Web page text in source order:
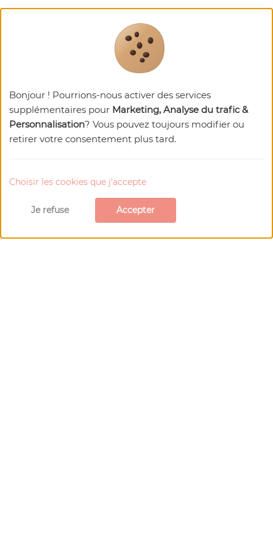
Bonjour ! Pourrions-nous activer des services
supplémentaires pour Marketing, Analyse du trafic &
Personnalisation? Vous pouvez toujours modifier ou
retirer votre consentement plus tard.
Choisir les cookies que j'accepte
Je refuse Accepter